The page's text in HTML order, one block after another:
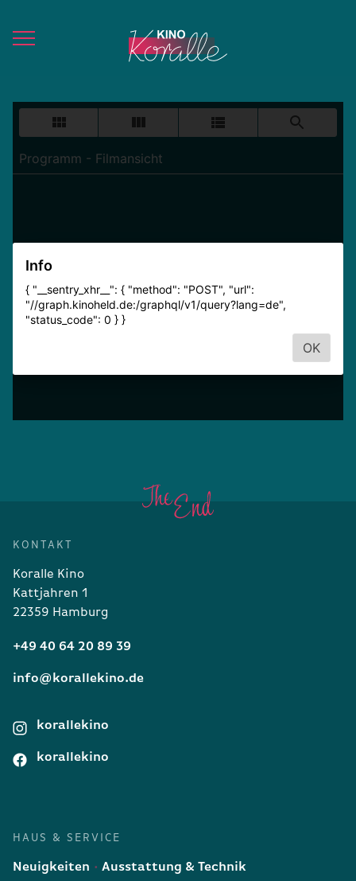
KONTAKT
Koralle Kino
Kattjahren 1
22359 Hamburg
+49 40 64 20 89 39
info@korallekino.de
korallekino
korallekino
HAUS & SERVICE
Neuigkeiten Ausstattung & Technik